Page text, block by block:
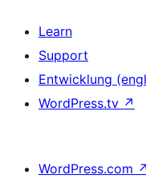
Learn
Support
Entwicklung
WordPress.tv ↗
WordPress.com ↗